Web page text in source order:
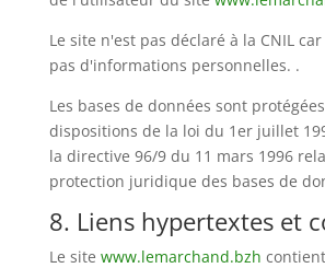
Le site n'est pas déclaré à la CNIL
pas d'informations personnelles. .
Les bases de données sont
dispositions de la loi du 1er juillet
la directive 96/9 du 11 mars 1996
protection juridique des bases de
8. Liens hypertextes et
Le site www.lemarchand.bzh